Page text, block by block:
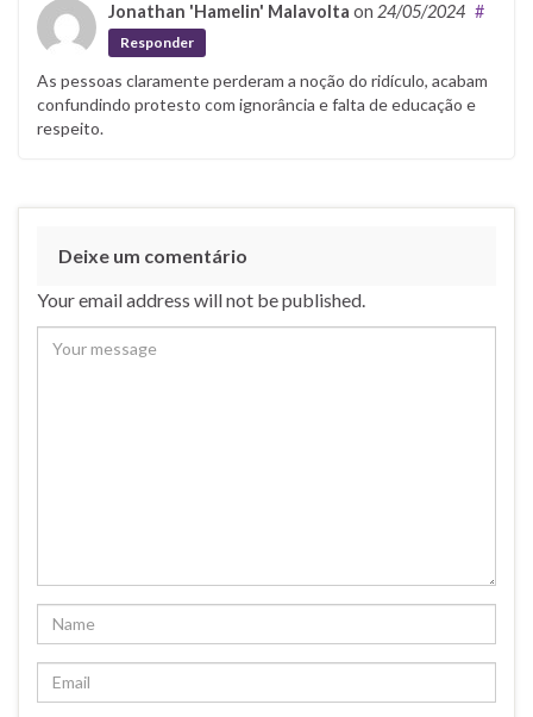
Jonathan 'Hamelin' Malavolta on 24/05/2024 #
Responder
As pessoas claramente perderam a noção do ridículo, acabam
confundindo protesto com ignorância e falta de educação e
respeito.
Deixe um comentário
Your email address will not be published.